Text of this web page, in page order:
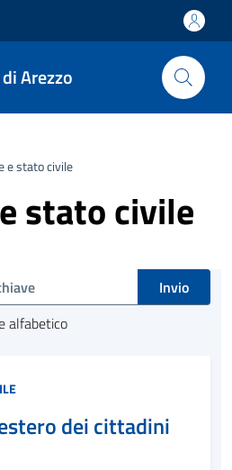
Arezzo
e stato civile
stato civile
servizi
Invio
alfabetico
dei cittadini